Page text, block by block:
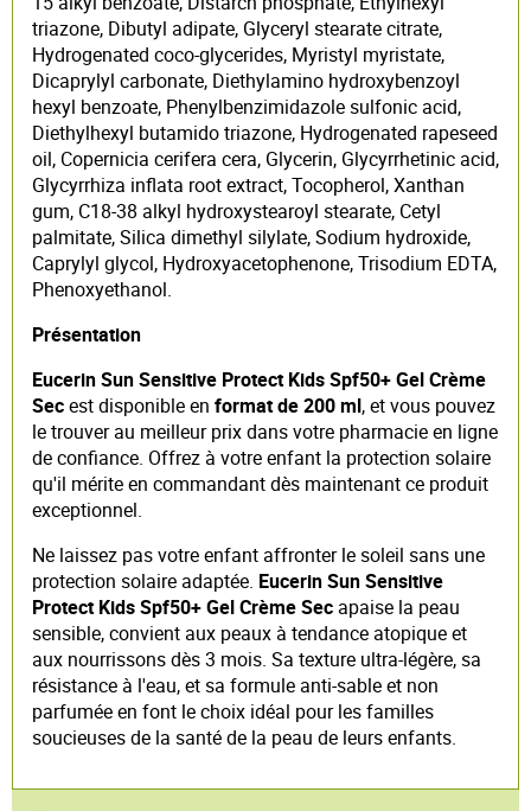
triazone, Dibutyl adipate, Glyceryl stearate citrate,
Hydrogenated coco-glycerides, Myristyl myristate,
Dicaprylyl carbonate, Diethylamino hydroxybenzoyl
hexyl benzoate, Phenylbenzimidazole sulfonic acid,
Diethylhexyl butamido triazone, Hydrogenated rapeseed
oil, Copernicia cerifera cera, Glycerin, Glycyrrhetinic acid,
Glycyrrhiza inflata root extract, Tocopherol, Xanthan
gum, C18-38 alkyl hydroxystearoyl stearate, Cetyl
palmitate, Silica dimethyl silylate, Sodium hydroxide,
Caprylyl glycol, Hydroxyacetophenone, Trisodium EDTA,
Phenoxyethanol.
Présentation
Eucerin Sun Sensitive Protect Kids Spf50+ Gel Crème
Secest disponible en format de 200 ml, et vous pouvez
le trouver au meilleur prix dans votre pharmacie en ligne
de confiance. Offrez à votre enfant la protection solaire
qu'il mérite en commandant dès maintenant ce produit
exceptionnel.
Ne laissez pas votre enfant affronter le soleil sans une
protection solaire adaptée. Eucerin Sun Sensitive
Protect Kids Spf50+ Gel Crème Sec apaise la peau
sensible, convient aux peaux à tendance atopique et
aux nourrissons dès 3 mois. Sa texture ultra-légère, sa
résistance à l'eau, et sa formule anti-sable et non
parfumée en font le choix idéal pour les familles
soucieuses de la santé de la peau de leurs enfants.